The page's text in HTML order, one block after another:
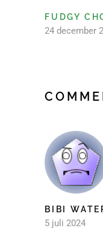
FUDGY
24 december
BIBI
5 juli 2024